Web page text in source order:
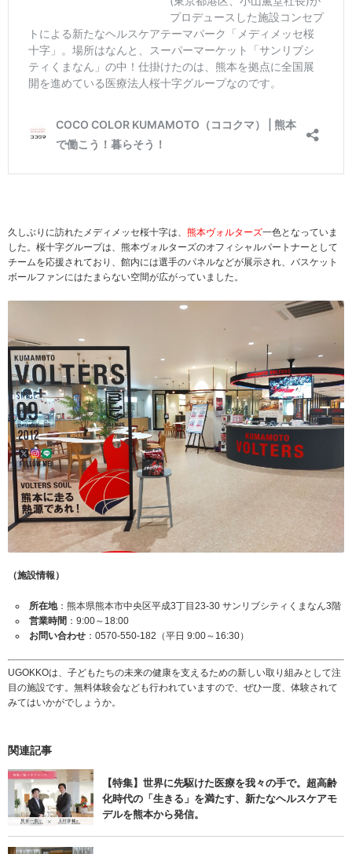
久しぶりに訪れたメディメッセ桜十字は、 熊本ヴォルターズ一色となっていま
した。桜十字グループは、熊本ヴォルターズのオフィシャルパートナーとして
チームを応援されており、館内には選手のパネルなどが展示され、バスケット
ボールファンにはたまらない空間が広がっていました。
（施設情報）
所在地：熊本県熊本市中央区平成3丁目23-30 サンリブシティくまなん3階
営業時間 ：9:00～18:00
お問い合わせ ：0570-550-182（平日 9:00～16:30）
UGOKKOは、子どもたちの未来の健康を支えるための新しい取り組みとして注
目の施設です。無料体験会なども行われていますので、ぜひ一度、体験されて
みてはいかがでしょうか。
関連記事
【特集】世界に先駆けた医療を我々の手で。超高齢
化時代の「生きる」を満たす、新たなヘルスケアモ
デルを熊本から発信。